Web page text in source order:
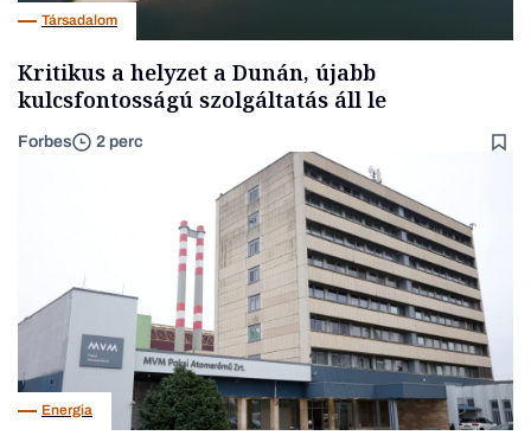
Társadalom
Kritikus a helyzet a Dunán, újabb
kulcsfontosságú szolgáltatás áll le
Forbes 2 perc
Energia